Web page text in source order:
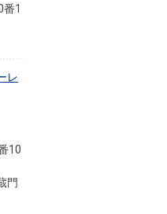
1
レ
10
門